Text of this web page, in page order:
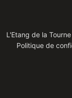
L'Etang de la
Politique de